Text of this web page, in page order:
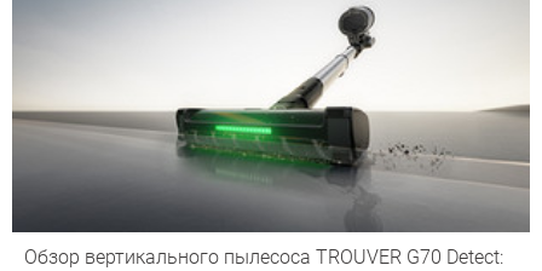
Обзор вертикального пылесоса TROUVER G70 Detect: